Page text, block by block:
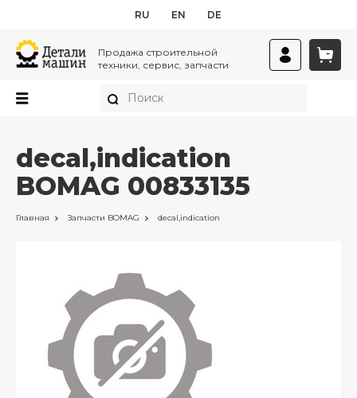
RU EN DE
Продажа строительной
техники, сервис, запчасти
decal,indication
BOMAG 00833135
Главная Запчасти BOMAG decal,indication